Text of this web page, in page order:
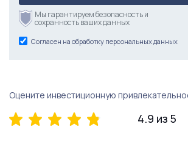
Мы гарантируем безопасность и
сохранность ваших данных
Согласен на обработку персональных данных
Оцените инвестиционную
4.9 из 5